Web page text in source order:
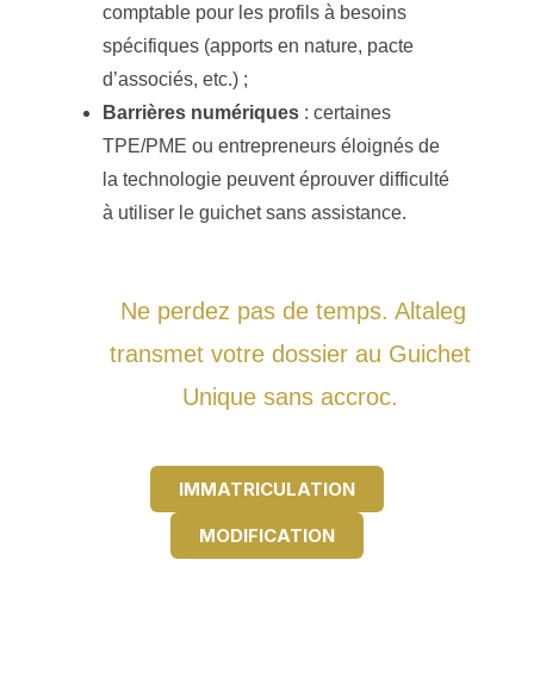
comptable pour les profils à besoins
spécifiques (apports en nature, pacte
d’associés, etc.) ;
Barrières numériques : certaines
TPE/PME ou entrepreneurs éloignés de
la technologie peuvent éprouver difficulté
à utiliser le guichet sans assistance.
Ne perdez pas de temps. Altaleg
transmet votre dossier au Guichet
Unique sans accroc.
IMMATRICULATION
MODIFICATION